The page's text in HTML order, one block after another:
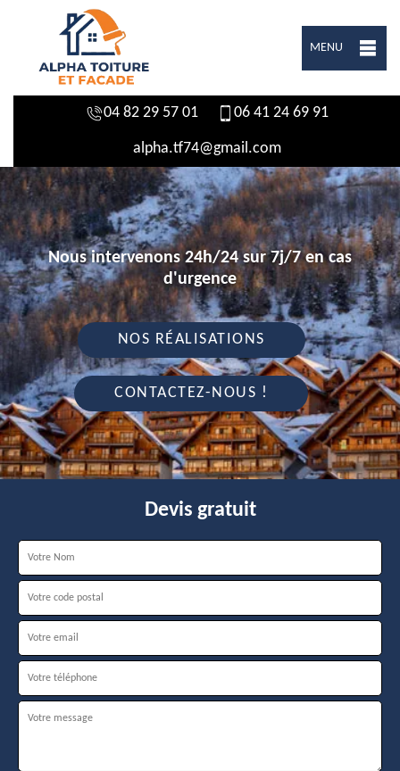
MENU
04 82 29 57 01 06 41 24 69 91
alpha.tf74@gmail.com
Nous intervenons 24h/24 sur 7j/7 en cas
d'urgence
NOS RÉALISATIONS
CONTACTEZ-NOUS !
Devis gratuit